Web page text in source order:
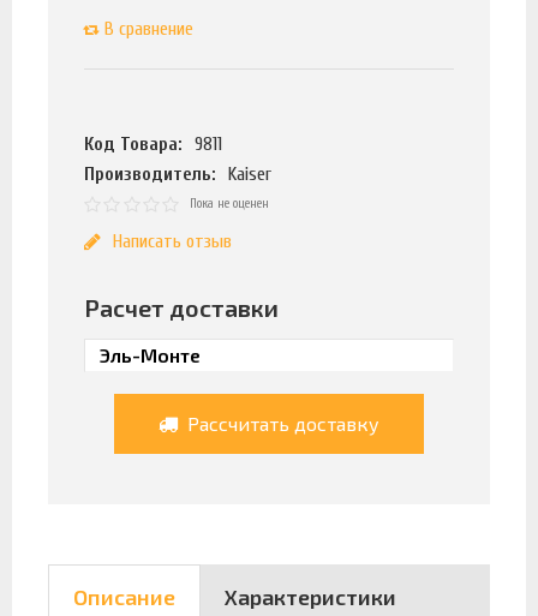
В сравнение
Код Товара:
9811
Производитель:
Kaiser
Пока не оценен
Написать отзыв
Расчет доставки
Рассчитать доставку
Описание Характеристики